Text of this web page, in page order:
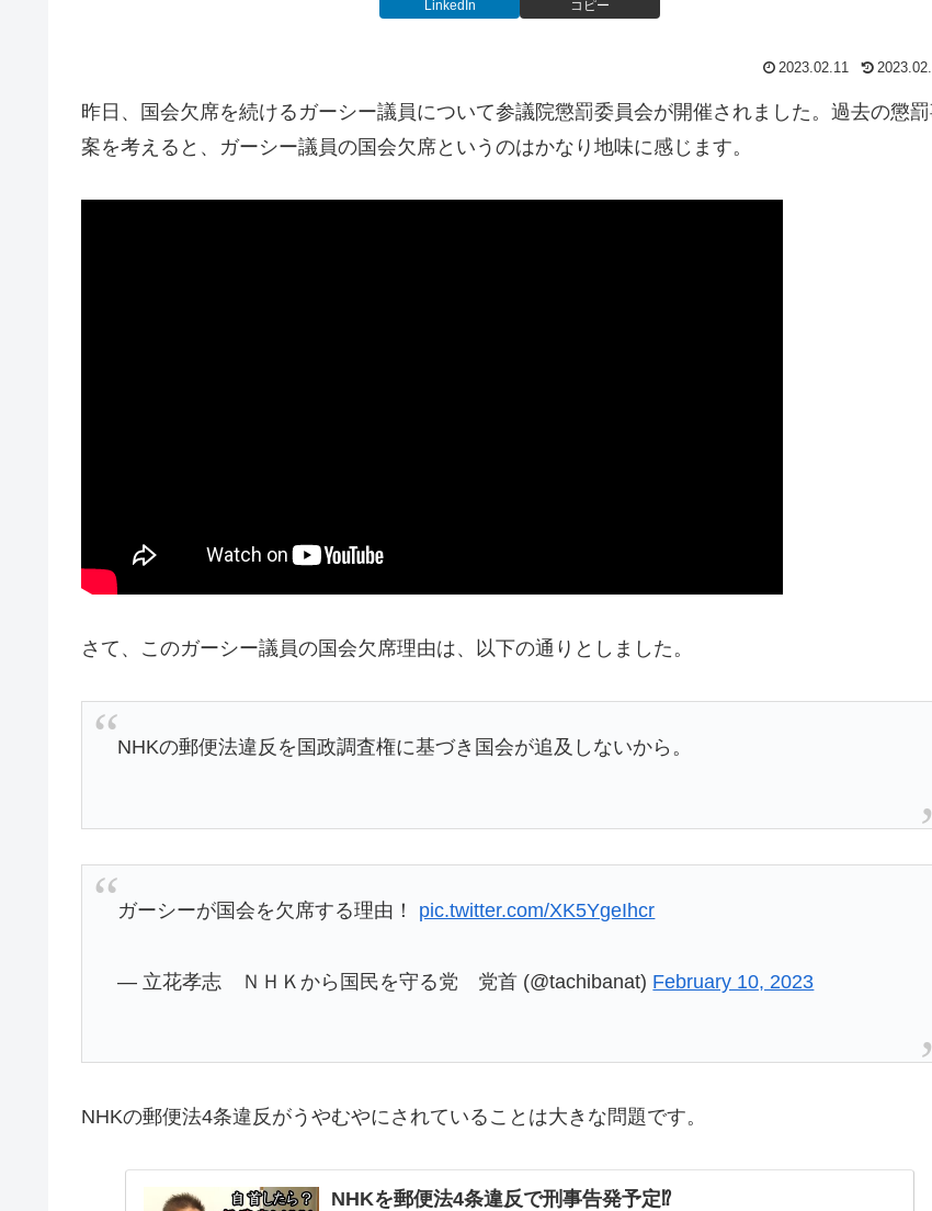
LinkedIn コピー
2023.02.11
昨日、国会欠席を続けるガーシー議員について参議院懲罰委員会が開催されました。過去の懲
案を考えると、ガーシー議員の国会欠席というのはかなり地味に感じます。
さて、このガーシー議員の国会欠席理由は、以下の通りとしました。
NHKの郵便法違反を国政調査権に基づき国会が追及しないから。
ガーシーが国会を欠席する理由！ pic.twitter.com/XK5YgeIhcr
— 立花孝志 ＮＨＫから国民を守る党 党首 (@tachibanat) February 10, 2023
NHKの郵便法4条違反がうやむやにされていることは大きな問題です。
NHKを郵便法4条違反で刑事告発予定⁉